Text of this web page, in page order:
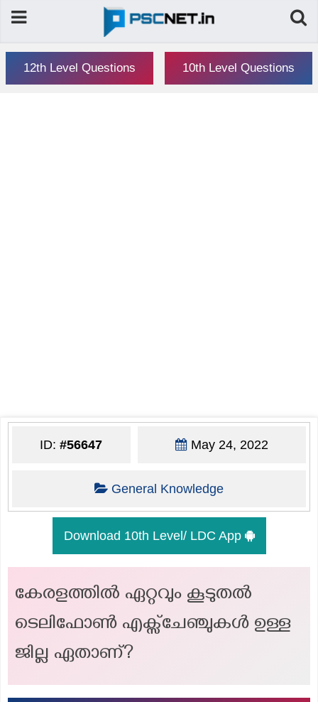
12th Level Questions 10th Level Questions
ID:#56647 May 24, 2022
General Knowledge
Download 10th Level/ LDC App
കേരളത്തിൽ ഏറ്റവും കൂടുതൽ
ടെലിഫോൺ എക്സ്ചേഞ്ചുകൾ ഉള്ള
ജില്ല ഏതാണ്?